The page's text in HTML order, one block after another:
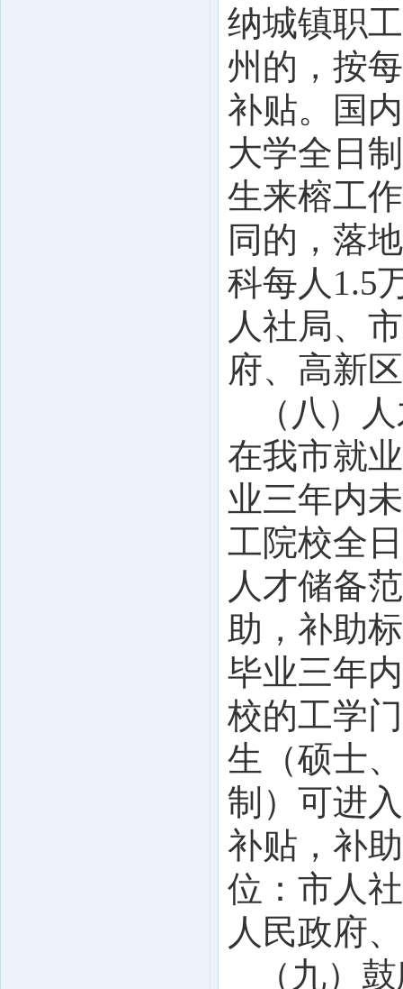
纳城镇职
州的，按
补贴。国
大学全日
生来榕工
同的，落
科每人1.5
人社局、
府、高新
（八）
在我市就
业三年内
工院校全
人才储备
助，补助
毕业三年
校的工学
生（硕士
制）可进
补贴，补
位：市人
人民政府
（九）